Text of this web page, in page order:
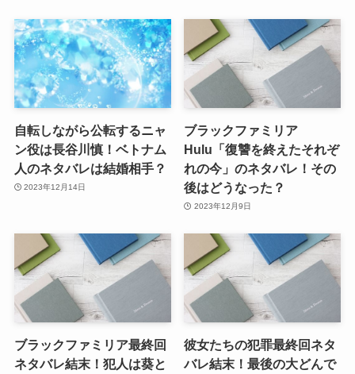
自転しながら公転するニャ
ン役は長谷川慎！ベトナム
人のネタバレは結婚相手？
2023年12月14日
ブラックファミリア
Hulu「復讐を終えたそれぞ
れの今」のネタバレ！その
後はどうなった？
2023年12月9日
ブラックファミリア最終回
ネタバレ結末！犯人は葵と
彼女たちの犯罪最終回ネタ
バレ結末！最後の大どんで